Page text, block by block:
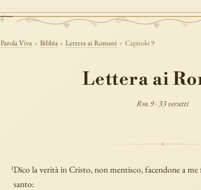
Parola Viva › Bibbia › Lettera ai Romani › Capitolo 9
Lettera ai
Rm 9 · 33 versetti
1Dico la verità in Cristo, non mentisco, facendone a me
santo: